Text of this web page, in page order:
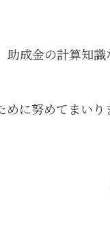
成金の計算知
に努めてまい